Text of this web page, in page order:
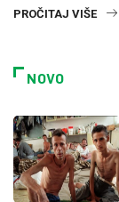
PROČITAJ VIŠE
NOVO